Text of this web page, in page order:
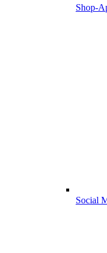
Shop-
Social